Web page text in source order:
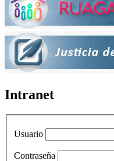
Intranet
Usuario
Contraseña